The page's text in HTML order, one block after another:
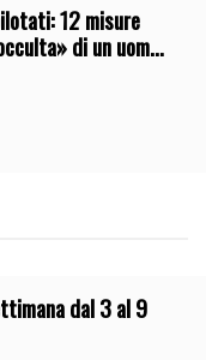
12 misure
di un uomo
dal 3 al 9